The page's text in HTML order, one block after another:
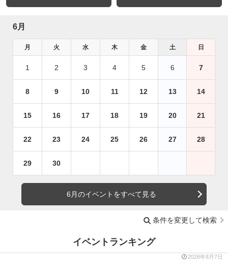
6月
月 火 水 木 金 土 日
1 2 3 4 5 6 7
8 9 10 11 12 13 14
15 16 17 18 19 20 21
22 23 24 25 26 27 28
29 30
6月のイベントをすべて見る
条件を変更して検索
イベントランキング
2026年8月7日